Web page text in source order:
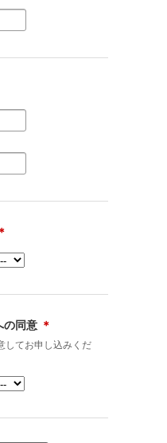
＊
の同意 ＊
してお申し込みくだ